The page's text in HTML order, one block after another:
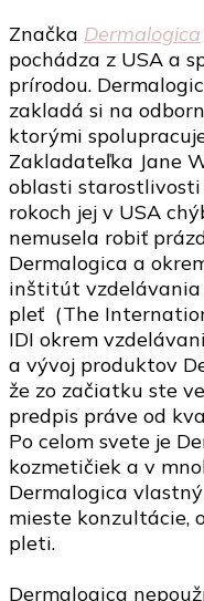
Daily
skin
health
Značka Dermalogica
pochádza z USA a
prírodou.
zakladá si na
ktorými
Zakladateľka Jane
oblasti
rokoch jej v USA
nemusela robiť
Dermalogica a
inštitút
pleť (The
IDI okrem
a vývoj produktov
že zo začiatku ste
predpis práve od
Po celom svete je
kozmetičiek a v
Dermalogica
mieste konzultácie,
pleti.
Dermalogica